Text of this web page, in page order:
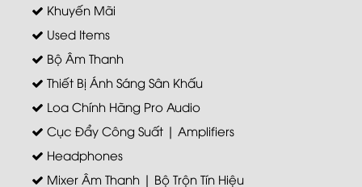
Khuyến Mãi
Used Items
Bộ Âm Thanh
Thiết Bị Ánh Sáng Sân Khấu
Loa Chính Hãng Pro Audio
Cục Đẩy Công Suất | Amplifiers
Headphones
Mixer Âm Thanh | Bộ Trộn Tín Hiệu